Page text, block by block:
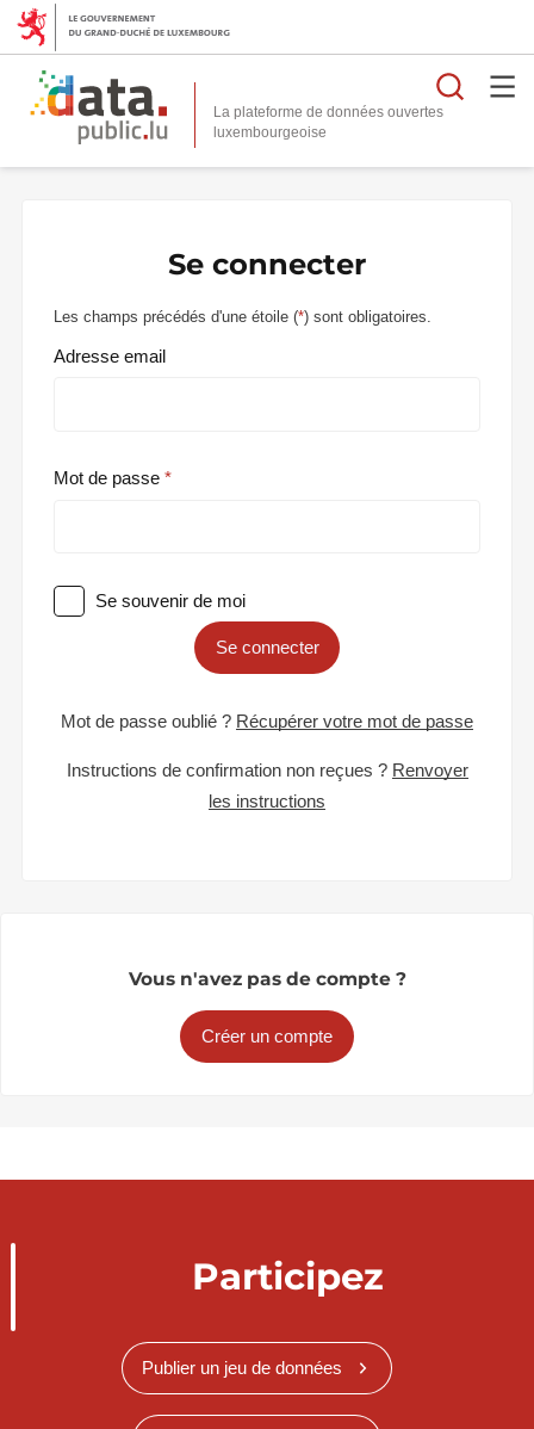
La plateforme de données ouvertes
Se connecter
Les champs précédés d'une étoile (*) sont obligatoires.
Adresse email
Mot de passe
Se souvenir de moi
Se connecter
Mot de passe oublié ? Récupérer votre mot de passe
Instructions de confirmation non reçues ? Renvoyer
les instructions
Vous n'avez pas de compte ?
Créer un compte
Participez
Publier un jeu de données